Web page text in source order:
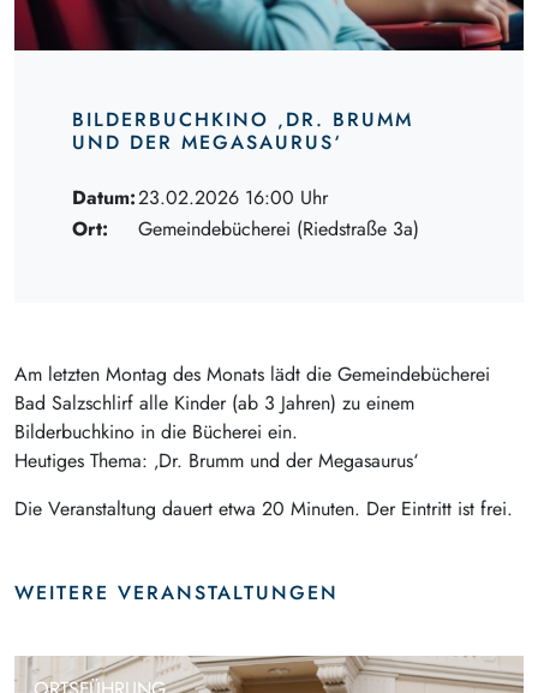
BILDERBUCHKINO ‚DR. BRUMM
UND DER MEGASAURUS‘
Datum:23.02.2026 16:00 Uhr
Ort:
Gemeindebücherei (Riedstraße 3a)
Am letzten Montag des Monats lädt die Gemeindebücherei
Bad Salzschlirf alle Kinder (ab 3 Jahren) zu einem
Bilderbuchkino in die Bücherei ein.
Heutiges Thema: ‚Dr. Brumm und der Megasaurus‘
Die Veranstaltung dauert etwa 20 Minuten. Der Eintritt ist frei.
WEITERE VERANSTALTUNGEN